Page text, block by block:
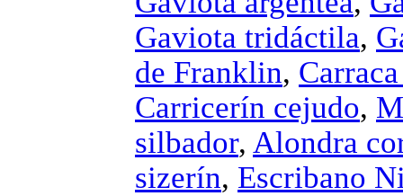
Gaviota tridáctila,
de Franklin,
Carricerín cejudo,
silbador, Alondra
sizerín, Escribano